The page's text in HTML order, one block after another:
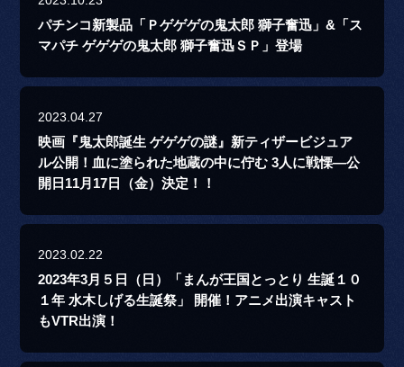
パチンコ新製品「Ｐゲゲゲの鬼太郎 獅子奮迅」&「ス
マパチ ゲゲゲの鬼太郎 獅子奮迅ＳＰ」登場
2023.04.27
映画『鬼太郎誕生 ゲゲゲの謎』新ティザービジュア
ル公開！血に塗られた地蔵の中に佇む 3人に戦慄―公
開日11月17日（金）決定！！
2023.02.22
2023年3月５日（日）「まんが王国とっとり 生誕１０
１年 水木しげる生誕祭」 開催！アニメ出演キャスト
もVTR出演！